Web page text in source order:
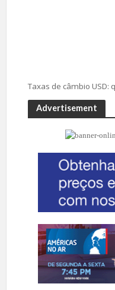
Taxas de câmbio USD:
Advertisement